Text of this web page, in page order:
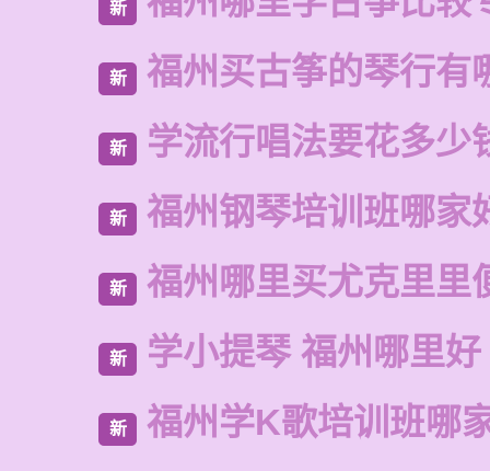
新
新 福州买古筝的琴行有
新 学流行唱法要花多少
新 福州钢琴培训班哪家
新 福州哪里买尤克里里
新 学小提琴 福州哪里好
新 福州学K歌培训班哪